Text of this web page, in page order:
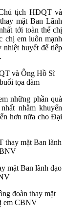
tịch HĐQT và
mặt Ban Lãnh
tới toàn thể chị
chị em luôn mạnh
nhiệt huyết để tiếp
và Ông Hồ Sĩ
tọa đàm
những phần quà
nhằm khuyến
hơn nữa cho Đại
mặt Ban lãnh
mặt Ban lãnh đạo
đoàn thay mặt
em CBNV